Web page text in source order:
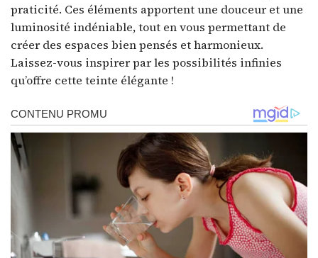
praticité. Ces éléments apportent une douceur et une
luminosité indéniable, tout en vous permettant de
créer des espaces bien pensés et harmonieux.
Laissez-vous inspirer par les possibilités infinies
qu’offre cette teinte élégante !